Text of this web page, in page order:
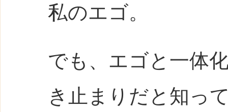
私のエゴ。
でも、エゴと一体
き止まりだと知っ